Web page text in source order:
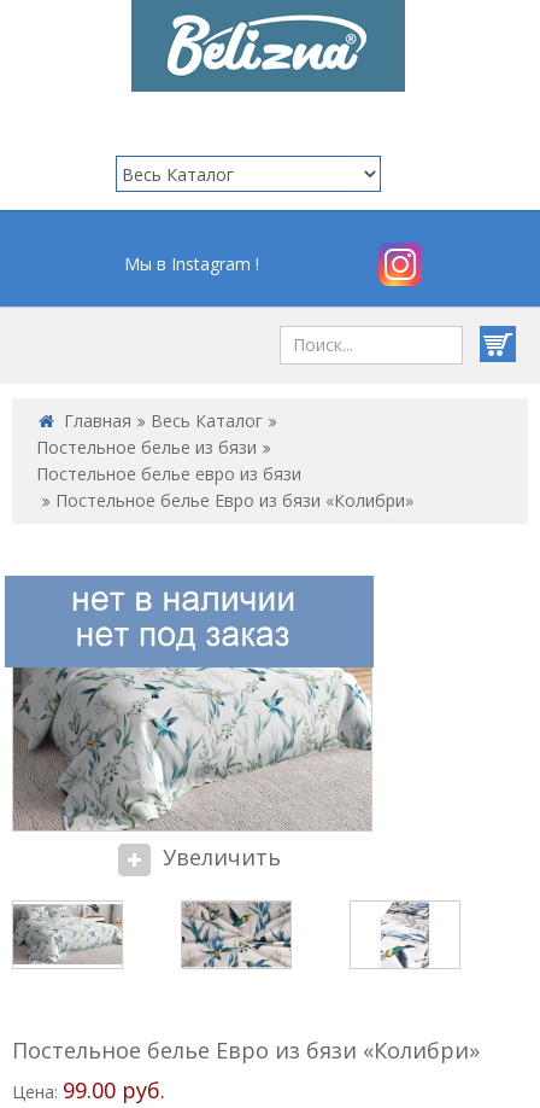
Мы в Instagram !
Главная
Весь Каталог
Постельное белье из бязи
Постельное белье евро из бязи
Постельное белье Евро из бязи «Колибри»
Увеличить
Постельное белье Евро из бязи «Колибри»
Цена: 99.00 руб.